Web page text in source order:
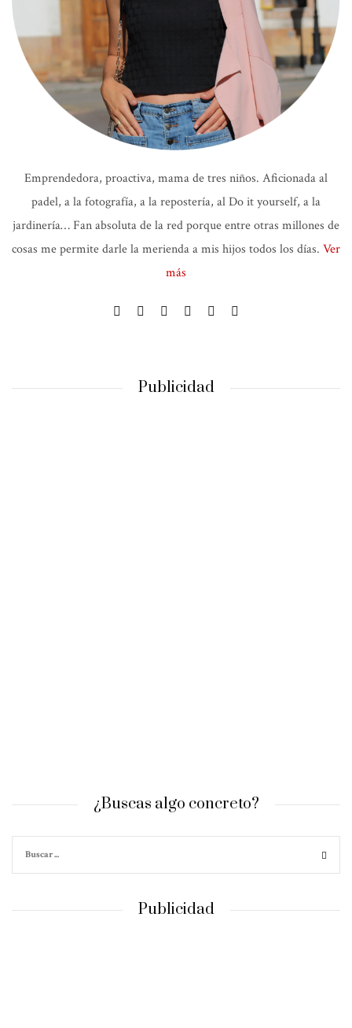
Emprendedora, proactiva, mama de tres niños. Aficionada al
padel, a la fotografía, a la repostería, al Do it yourself, a la
jardinería… Fan absoluta de la red porque entre otras millones de
cosas me permite darle la merienda a mis hijos todos los días. Ver
más
Publicidad
¿Buscas algo concreto?
Publicidad